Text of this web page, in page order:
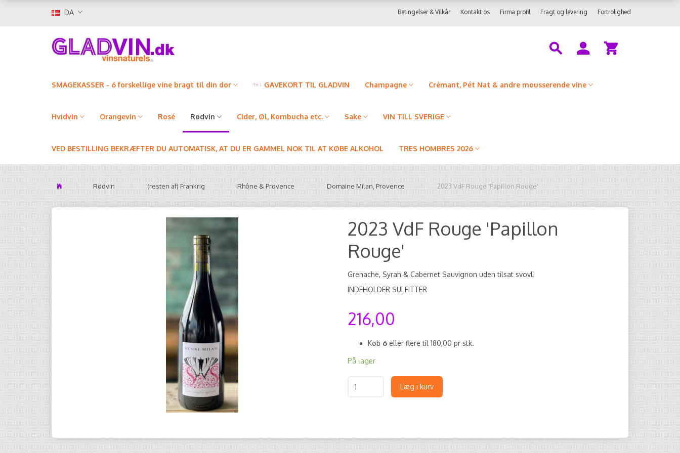
DA Fortrolighed
Fragt og levering
Firma profil
Kontakt os
Betingelser & Vilkår
SMAGEKASSER - 6 forskellige vine bragt til din dør GAVEKORT TIL GLADVIN Champagne Crémant, Pét Nat & andre mousserende vine
Hvidvin Orangevin Rosé Rødvin Cider, Øl, Kombucha etc. Sake VIN TILL SVERIGE
VED BESTILLING BEKRÆFTER DU AUTOMATISK, AT DU ER GAMMEL NOK TIL AT KØBE ALKOHOL TRES HOMBRES 2026
Rødvin (resten af) Frankrig Rhône & Provence Domaine Milan, Provence 2023 VdF Rouge 'Papillon Rouge'
2023 VdF Rouge 'Papillon
Rouge'
Grenache, Syrah & Cabernet Sauvignon uden tilsat svovl!
INDEHOLDER SULFITTER
216,00
Køb 6 eller flere til 180,00 pr stk.
På lager
Læg i kurv